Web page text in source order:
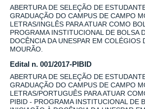
ABERTURA DE SELEÇÃO DE
GRADUAÇÃO DO CAMPUS DE CAMPO
LETRAS/INGLÊS PARA ATUAR COMO
PROGRAMA INSTITUCIONAL DE BOLSA
DOCÊNCIA DA UNESPAR EM COLÉGIOS
MOURÃO.
Edital n. 001/2017-PIBID
ABERTURA DE SELEÇÃO DE
GRADUAÇÃO DO CAMPUS DE CAMPO
LETRAS/PORTUGUÊS PARA ATUAR
PIBID - PROGRAMA INSTITUCIONAL DE